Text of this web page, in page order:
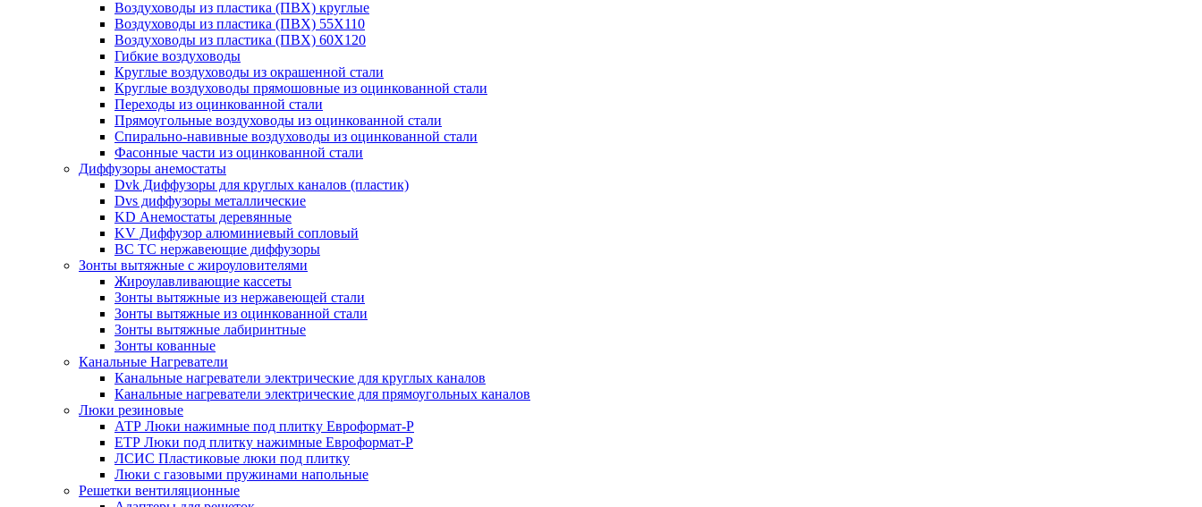
Воздуховоды из пластика (ПВХ) круглые
Воздуховоды из пластика (ПВХ) 55Х110
Воздуховоды из пластика (ПВХ) 60Х120
Гибкие воздуховоды
Круглые воздуховоды из окрашенной стали
Круглые воздуховоды прямошовные из оцинкованной стали
Переходы из оцинкованной стали
Прямоугольные воздуховоды из оцинкованной стали
Спирально-навивные воздуховоды из оцинкованной стали
Фасонные части из оцинкованной стали
Диффузоры анемостаты
Dvk Диффузоры для круглых каналов (пластик)
Dvs диффузоры металлические
KD Анемостаты деревянные
KV Диффузор алюминиевый сопловый
ВС ТС нержавеющие диффузоры
Зонты вытяжные с жироуловителями
Жироулавливающие кассеты
Зонты вытяжные из нержавеющей стали
Зонты вытяжные из оцинкованной стали
Зонты вытяжные лабиринтные
Зонты кованные
Канальные Нагреватели
Канальные нагреватели электрические для круглых каналов
Канальные нагреватели электрические для прямоугольных каналов
Люки резиновые
АТР Люки нажимные под плитку Евроформат-Р
ЕТР Люки под плитку нажимные Евроформат-Р
ЛСИС Пластиковые люки под плитку
Люки с газовыми пружинами напольные
Решетки вентиляционные